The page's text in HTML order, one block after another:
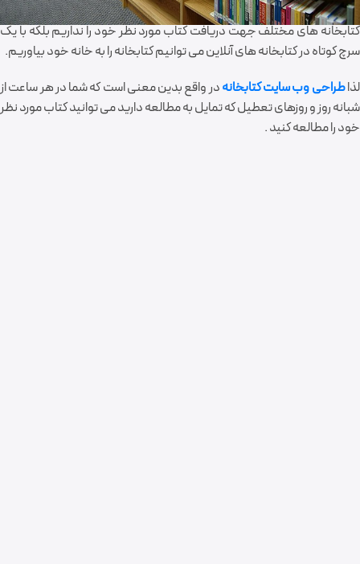
اما امروزه باطراحی وب سایتکتابخانه دیگر همچون گذشته دغدغه مراجعه به
کتابخانه های مختلف جهت دریافت کتاب مورد نظر خود را نداریم بلکه با یک
سرچ کوتاه در کتابخانه های آنلاین می توانیم کتابخانه را به خانه خود بیاوریم.
لذاطراحی وب سایت کتابخانهدر واقع بدین معنی است که شما در هر ساعت از
شبانه روز و روزهای تعطیل که تمایل به مطالعه دارید می توانید کتاب مورد نظر
خود را مطالعه کنید .